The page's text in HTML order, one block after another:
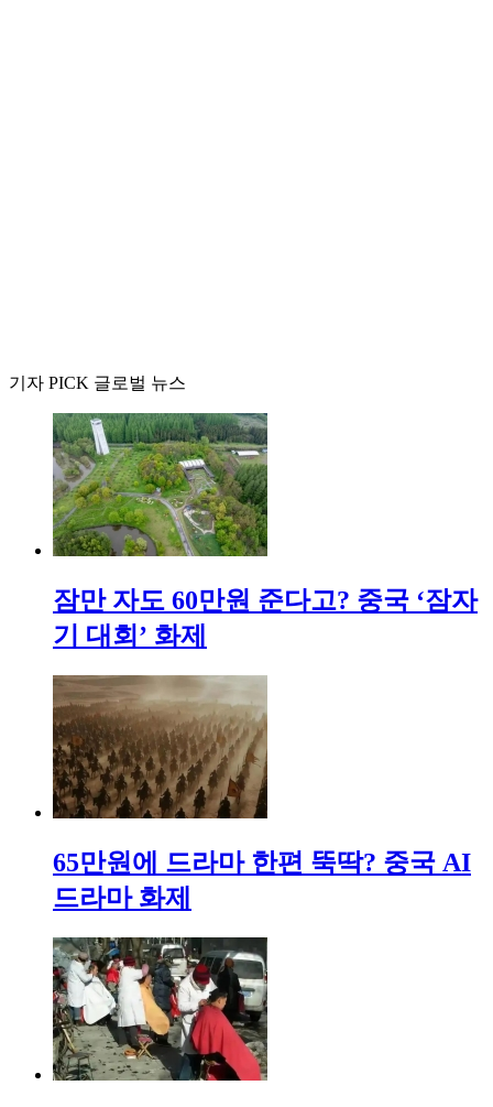
기자 PICK 글로벌 뉴스
잠만 자도 60만원 준다고? 중국 ‘잠자
기 대회’ 화제
65만원에 드라마 한편 뚝딱? 중국 AI
드라마 화제